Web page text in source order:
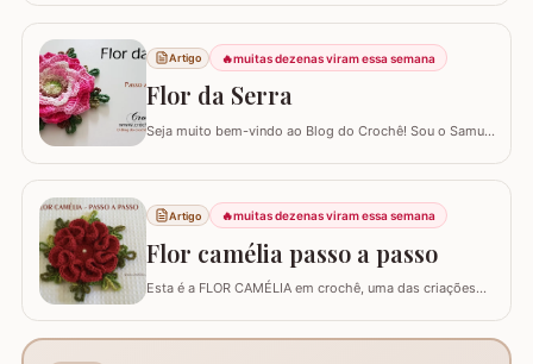
verde mesclado - 9392 Agulha para crochê 1.75mm Flor
utilizada neste trabalho: FLOR…
Artigo 🔥muitas dezenas viram essa semana
Flor da Serra
Seja muito bem-vindo ao Blog do Crochê! Sou o Samuel
níveis que desejam aprender uma flor de perfil baixo.
Artigo 🔥muitas dezenas viram essa semana
Flor camélia passo a passo
Esta é a FLOR CAMÉLIA em crochê, uma das criações